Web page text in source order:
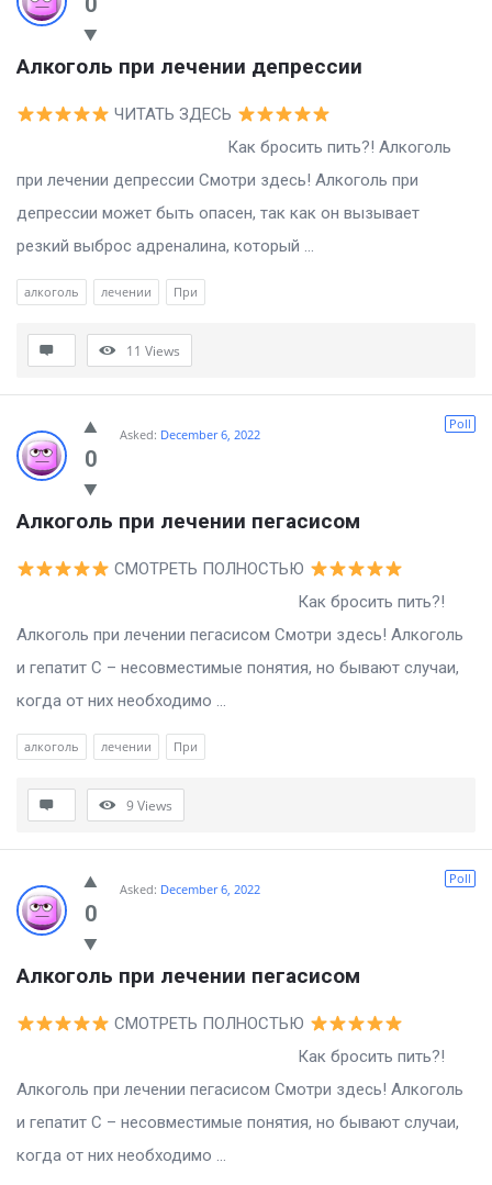
Алкоголь при лечении депрессии
ЧИТАТЬ ЗДЕСЬ
Как бросить пить?! Алкоголь
при лечении депрессии Смотри здесь! Алкоголь при
депрессии может быть опасен, так как он вызывает
резкий выброс адреналина, который ...
алкоголь лечении При
11 Views
0
Poll
Asked: December 6, 2022
Алкоголь при лечении пегасисом
СМОТРЕТЬ ПОЛНОСТЬЮ
Как бросить пить?!
Алкоголь при лечении пегасисом Смотри здесь! Алкоголь
и гепатит С – несовместимые понятия, но бывают случаи,
когда от них необходимо ...
алкоголь лечении При
9Views
0
Poll
Asked: December 6, 2022
Алкоголь при лечении пегасисом
СМОТРЕТЬ ПОЛНОСТЬЮ
Как бросить пить?!
Алкоголь при лечении пегасисом Смотри здесь! Алкоголь
и гепатит С – несовместимые понятия, но бывают случаи,
когда от них необходимо ...